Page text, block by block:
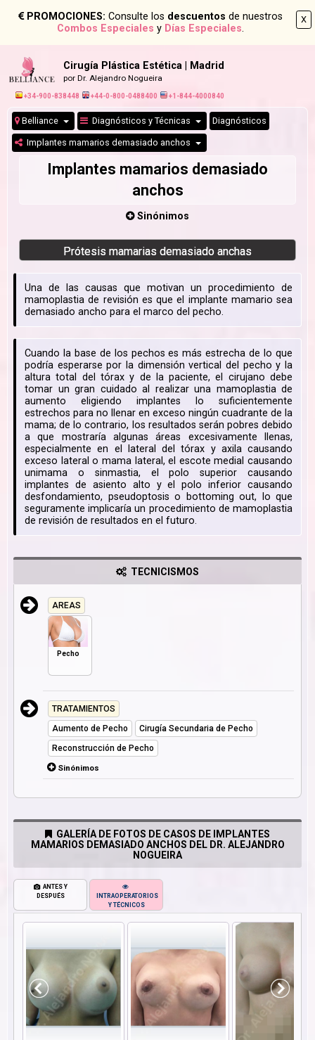
X
PROMOCIONES: Consulte los descuentos de nuestros
Combos Especiales y Días Especiales.
Cirugía Plástica Estética | Madrid
por Dr. Alejandro Nogueira
+34-900-838448 +44-0-800-0488400 +1-844-4000840
Belliance Diagnósticos y Técnicas Diagnósticos
Implantes mamarios demasiado anchos
Implantes mamarios demasiado
anchos
Sinónimos
Prótesis mamarias demasiado anchas
Una de las causas que motivan un procedimiento de
mamoplastia de revisión es que el implante mamario sea
demasiado ancho para el marco del pecho.
Cuando la base de los pechos es más estrecha de lo que
podría esperarse por la dimensión vertical del pecho y la
altura total del tórax y de la paciente, el cirujano debe
tomar un gran cuidado al realizar una mamoplastia de
aumento eligiendo implantes lo suficientemente
estrechos para no llenar en exceso ningún cuadrante de la
mama; de lo contrario, los resultados serán pobres debido
a que mostraría algunas áreas excesivamente llenas,
especialmente en el lateral del tórax y axila causando
exceso lateral o mama lateral, el escote medial causando
unimama o sinmastia, el polo superior causando
implantes de asiento alto y el polo inferior causando
desfondamiento, pseudoptosis o bottoming out, lo que
seguramente implicaría un procedimiento de mamoplastia
de revisión de resultados en el futuro.
TECNICISMOS
AREAS
Pecho
TRATAMIENTOS
Aumento de Pecho
Cirugía Secundaria de Pecho
Reconstrucción de Pecho
Sinónimos
GALERÍA DE FOTOS DE CASOS DE IMPLANTES
MAMARIOS DEMASIADO ANCHOS DEL DR. ALEJANDRO
NOGUEIRA
ANTES Y
DESPUÉS
INTRAOPERATORIOS
Y TÉCNICOS